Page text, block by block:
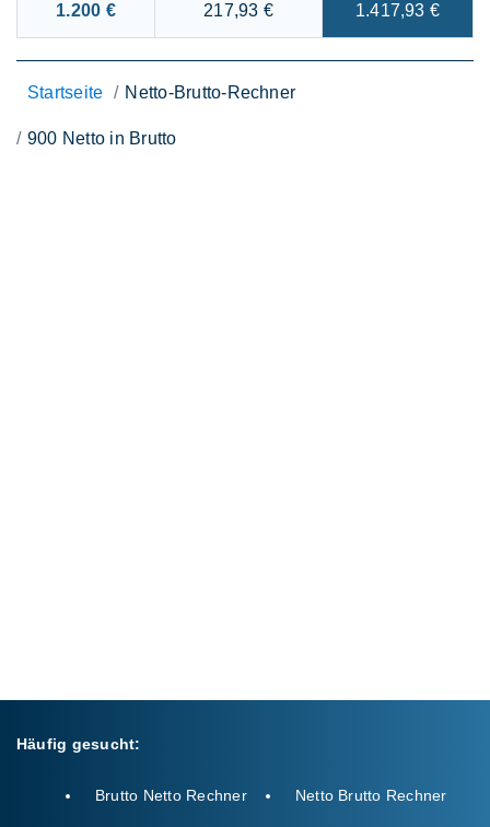
1.200 € 217,93 € 1.417,93 €
Startseite Netto-Brutto-Rechner
900 Netto in Brutto
Häufig gesucht:
Brutto Netto Rechner Netto Brutto Rechner